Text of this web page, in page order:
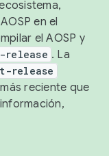
en el
el AOSP y
. La
release
reciente que